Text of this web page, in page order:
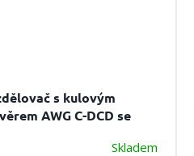
s kulovým
AWG C-DCD se
Skladem